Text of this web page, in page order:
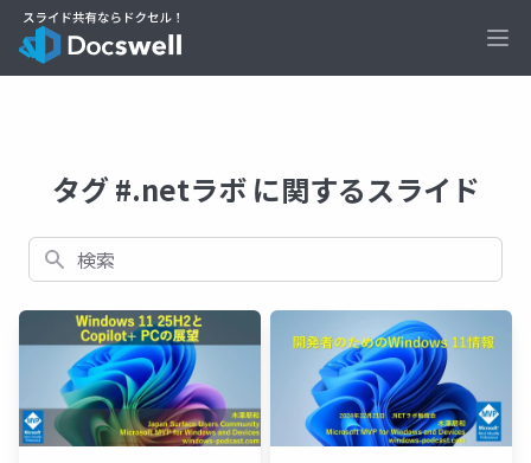
タグ #.netラボ に関するスライド
検索